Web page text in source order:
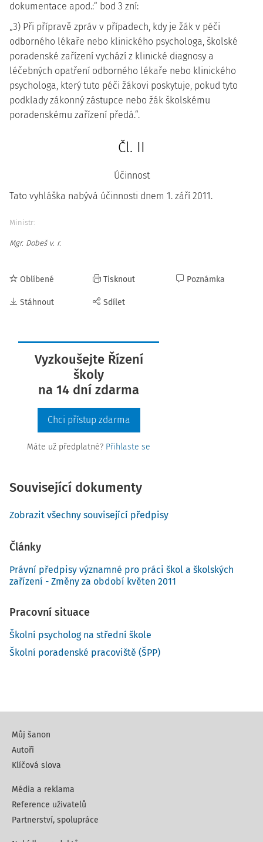
dokumentace apod.:“ bod 3 zní:
„3) Při přípravě zpráv v případech, kdy je žák v péči
odborného lékaře nebo klinického psychologa, školské
poradenské zařízení vychází z klinické diagnosy a
léčebných opatření odborného lékaře nebo klinického
psychologa, který tuto péči žákovi poskytuje, pokud tyto
podklady zákonný zástupce nebo žák školskému
poradenskému zařízení předá.“.
Čl. II
Účinnost
Tato vyhláška nabývá účinnosti dnem 1. září 2011.
Ministr:
Mgr. Dobeš v. r.
Oblíbené
Stáhnout
Tisknout
Sdílet
Poznámka
Vyzkoušejte Řízení
školy
na 14 dní zdarma
Chci přístup zdarma
Máte už předplatné? Přihlaste se
Související dokumenty
Zobrazit všechny související předpisy
Články
Právní předpisy významné pro práci škol a školských
zařízení - Změny za období květen 2011
Pracovní situace
Školní psycholog na střední škole
Školní poradenské pracoviště (ŠPP)
Můj šanon
Autoři
Klíčová slova
Média a reklama
Reference uživatelů
Partnerství, spolupráce